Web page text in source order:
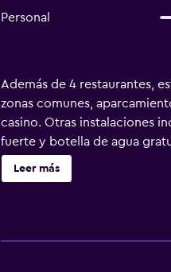
Personal
Además de 4 restaurantes,
zonas comunes,
casino. Otras instalaciones
fuerte y botella de agua
suscripción. Los huéspedes
están equipados con ducha,
Leer más